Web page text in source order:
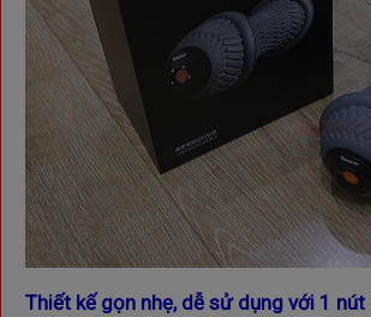
Thiết kế gọn nhẹ, dễ sử dụng với 1 nút